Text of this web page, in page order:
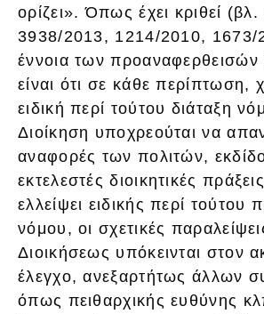
ορίζει». Όπως έχει κριθεί (βλ.
3938/2013, 1214/2010, 1673/
έννοια των προαναφερθεισών
είναι ότι σε κάθε περίπτωση,
ειδική περί τούτου διάταξη
Διοίκηση υποχρεούται να
αναφορές των πολιτών,
εκτελεστές διοικητικές
ελλείψει ειδικής περί τούτου
νόμου, οι σχετικές
Διοικήσεως υπόκεινται στον
έλεγχο, ανεξαρτήτως άλλων
όπως πειθαρχικής ευθύνης